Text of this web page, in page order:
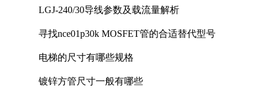
LGJ-240/30导线参数及载流量解析
寻找nce01p30k MOSFET管的合适替代型号
电梯的尺寸有哪些规格
镀锌方管尺寸一般有哪些